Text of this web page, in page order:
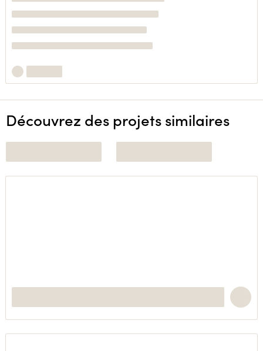
Découvrez des projets similaires